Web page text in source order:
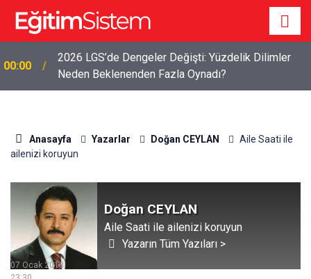
00:00
2026 LGS’de Dengeler Değişti: Yüzdelik Dilimler
Neden Beklenenden Fazla Oynadı?
Anasayfa Yazarlar Doğan CEYLAN
Aile Saati ile
ailenizi koruyun
Doğan CEYLAN
Aile Saati ile ailenizi koruyun
Yazarın Tüm Yazıları >
07 Ocak 2018